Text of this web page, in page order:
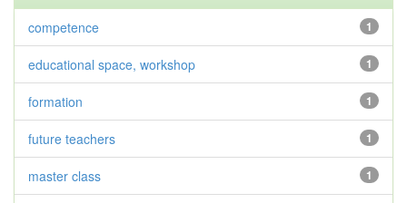
1
competence
1
educational space, workshop
1
formation
1
future teachers
1
master class